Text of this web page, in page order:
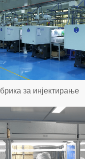
за инјектирање